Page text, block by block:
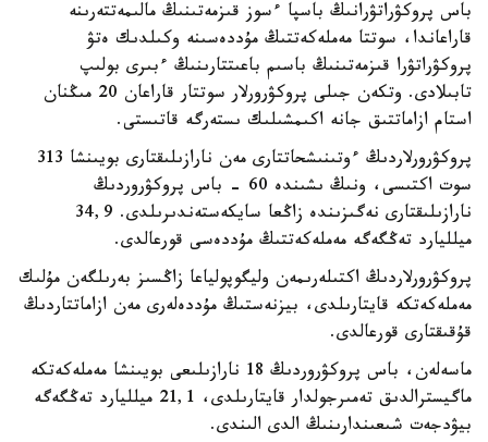
باس پروكۋراتۋرانىڭ باسپا ءسوز قىزمەتىنىڭ مالىمەتتەرىنە
قاراعاندا، سوتتا مەملەكەتتىڭ مۇددەسىنە وكىلدىك ەتۋ
پروكۋراتۋرا قىزمەتىنىڭ باسىم باعىتتارىنىڭ ءبىرى بولىپ
تابىلادى. وتكەن جىلى پروكۋرورلار سوتتار قاراعان 20 مىڭنان
استام ازاماتتىق جانە اكىمشىلىك ىستەرگە قاتىستى.
پروكۋرورلاردىڭ ءوتىنىشحاتتارى مەن نارازىلىقتارى بويىنشا 313
سوت اكتىسى، ونىڭ ىشىندە 60 - باس پروكۋروردىڭ
نارازىلىقتارى نەگىزىندە زاڭعا سايكەستەندىرىلدى. 34,9
ميلليارد تەڭگەگە مەملەكەتتىڭ مۇددەسى قورعالدى.
پروكۋرورلاردىڭ اكتىلەرىمەن وليگوپولياعا زاڭسىز بەرىلگەن مۇلىك
مەملەكەتكە قايتارىلدى، بيزنەستىڭ مۇددەلەرى مەن ازاماتتاردىڭ
قۇقىقتارى قورعالدى.
ماسەلەن، باس پروكۋروردىڭ 18 نارازىلىعى بويىنشا مەملەكەتكە
ماگيسترالدىق تەمىرجولدار قايتارىلدى، 21,1 ميلليارد تەڭگەگە
بيۋدجەت شىعىندارىنىڭ الدى الىندى.